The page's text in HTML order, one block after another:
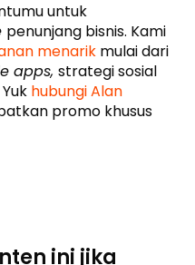
untuk
penunjang bisnis. Kami
menarik mulai dari
apps, strategi sosial
hubungi Alan
promo khusus
ini jika